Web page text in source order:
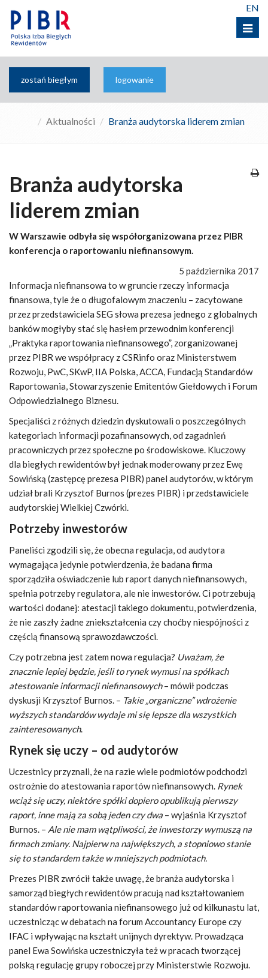
Menu
EN
zostań biegłym logowanie
Aktualności Branża audytorska liderem zmian
Branża audytorska
liderem zmian
W Warszawie odbyła się współorganizowana przez PIBR
konferencja o raportowaniu niefinansowym.
5 października 2017
Informacja niefinansowa to w gruncie rzeczy informacja
finansowa, tyle że o długofalowym znaczeniu – zacytowane
przez przedstawiciela SEG słowa prezesa jednego z globalnych
banków mogłyby stać się hasłem przewodnim konferencji
„Praktyka raportowania niefinansowego”, zorganizowanej
przez PIBR we współpracy z CSRinfo oraz Ministerstwem
Rozwoju, PwC, SKwP, IIA Polska, ACCA, Fundacją Standardów
Raportowania, Stowarzyszenie Emitentów Giełdowych i Forum
Odpowiedzialnego Biznesu.
Specjaliści z różnych dziedzin dyskutowali o poszczególnych
kategoriach informacji pozafinansowych, od zagadnień
pracowniczych przez społeczne po środowiskowe. Kluczowy
dla biegłych rewidentów był jednak moderowany przez Ewę
Sowińską (zastępcę prezesa PIBR) panel audytorów, w którym
udział brali Krzysztof Burnos (prezes PIBR) i przedstawiciele
audytorskiej Wielkiej Czwórki.
Potrzeby inwestorów
Paneliści zgodzili się, że obecna regulacja, od audytora
wymagająca jedynie potwierdzenia, że badana firma
sporządziła oświadczenie lub raport danych niefinansowych,
spełnia potrzeby regulatora, ale nie inwestorów. Ci potrzebują
wartości dodanej: atestacji takiego dokumentu, potwierdzenia,
że nie zaszły żadne zniekształcenia czy choćby niespójności z
częścią finansową sprawozdawczości.
Czy potrzebna jest zatem nowa regulacja? Uważam, że
znacznie lepiej będzie, jeśli to rynek wymusi na spółkach
atestowanie informacji niefinansowych– mówił podczas
dyskusji Krzysztof Burnos. – Takie „organiczne” wdrożenie
wyższych standardów wydaje mi się lepsze dla wszystkich
zainteresowanych.
Rynek się uczy – od audytorów
Uczestnicy przyznali, że na razie wiele podmiotów podchodzi
ostrożnie do atestowania raportów niefinansowych. Rynek
wciąż się uczy, niektóre spółki dopiero opublikują pierwszy
raport, inne mają za sobą jeden czy dwa – wyjaśnia Krzysztof
Burnos. – Ale nie mam wątpliwości, że inwestorzy wymuszą na
firmach zmiany. Najpierw na największych, a stopniowo stanie
się to standardem także w mniejszych podmiotach.
Prezes PIBR zwrócił także uwagę, że branża audytorska i
samorząd biegłych rewidentów pracują nad kształtowaniem
standardów raportowania niefinansowego już od kilkunastu lat,
uczestnicząc w debatach na forum Accountancy Europe czy
IFAC i wpływając na kształt unijnych dyrektyw. Prowadząca
panel Ewa Sowińska uczestniczyła też w pracach tworzącej
polską regulację grupy roboczej przy Ministerstwie Rozwoju.